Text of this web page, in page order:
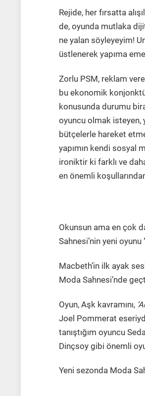
Rejide, her fırsatta
de, oyunda mutlaka
ne yalan söyleyeyim!
üstlenerek yapıma
Zorlu PSM, reklam
bu ekonomik
konusunda durumu
oyuncu olmak isteyen,
bütçelerle hareket
yapımın kendi sosyal
ironiktir ki farklı ve
en önemli
Okunsun ama en çok
Sahnesi’nin yeni oyunu
Macbeth’in ilk ayak
Moda Sahnesi’nde
Oyun, Aşk kavramını,
Joel Pommerat
tanıştığım oyuncu
Dinçsoy gibi önemli
Yeni sezonda Moda